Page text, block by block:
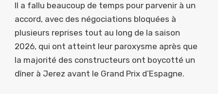
Il a fallu beaucoup de temps pour parvenir à un
accord, avec des négociations bloquées à
plusieurs reprises tout au long de la saison
2026, qui ont atteint leur paroxysme après que
la majorité des constructeurs ont boycotté un
dîner à Jerez avant le Grand Prix d’Espagne.